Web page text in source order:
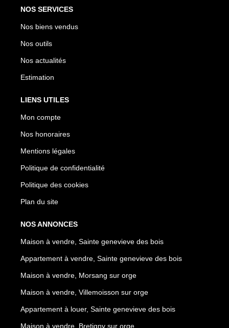
NOS SERVICES
Nos biens vendus
Nos outils
Nos actualités
Estimation
LIENS UTILES
Mon compte
Nos honoraires
Mentions légales
Politique de confidentialité
Politique des cookies
Plan du site
NOS ANNONCES
Maison à vendre, Sainte genevieve des bois
Appartement à vendre, Sainte genevieve des bois
Maison à vendre, Morsang sur orge
Maison à vendre, Villemoisson sur orge
Appartement à louer, Sainte genevieve des bois
Maison à vendre, Bretigny sur orge